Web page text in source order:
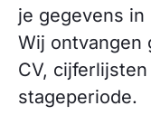
je gegevens
Wij ontvangen
CV,
stageperiode.